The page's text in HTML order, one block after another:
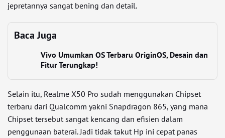
jepretannya sangat bening dan detail.
Baca Juga
Vivo Umumkan OS Terbaru OriginOS, Desain dan
Fitur Terungkap!
Selain itu, Realme X50 Pro sudah menggunakan Chipset
terbaru dari Qualcomm yakni Snapdragon 865, yang mana
Chipset tersebut sangat kencang dan efisien dalam
penggunaan baterai. Jadi tidak takut Hp ini cepat panas